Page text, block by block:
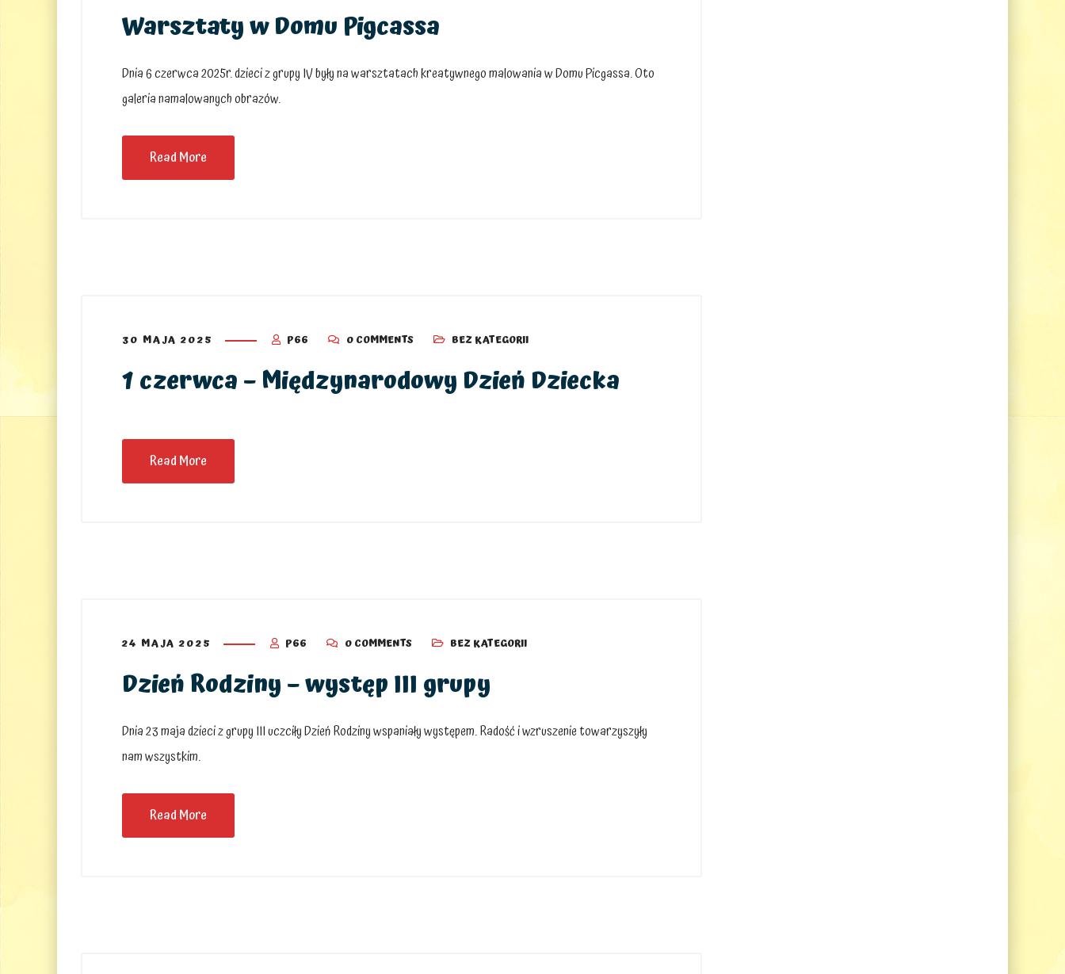
Warsztaty w Domu Pigcassa
Dnia 6 czerwca 2025r. dzieci z grupy IV były na warsztatach kreatywnego malowania w Domu Picgassa. Oto
galeria namalowanych obrazów.
Read More
30 MAJA 2025 P66 0 COMMENTS BEZ KATEGORII
1 czerwca – Międzynarodowy Dzień Dziecka
Read More
24 MAJA 2025 P66 0 COMMENTS BEZ KATEGORII
Dzień Rodziny – występ III grupy
Dnia 23 maja dzieci z grupy III uczciły Dzień Rodziny wspaniały występem. Radość i wzruszenie towarzyszyły
nam wszystkim.
Read More